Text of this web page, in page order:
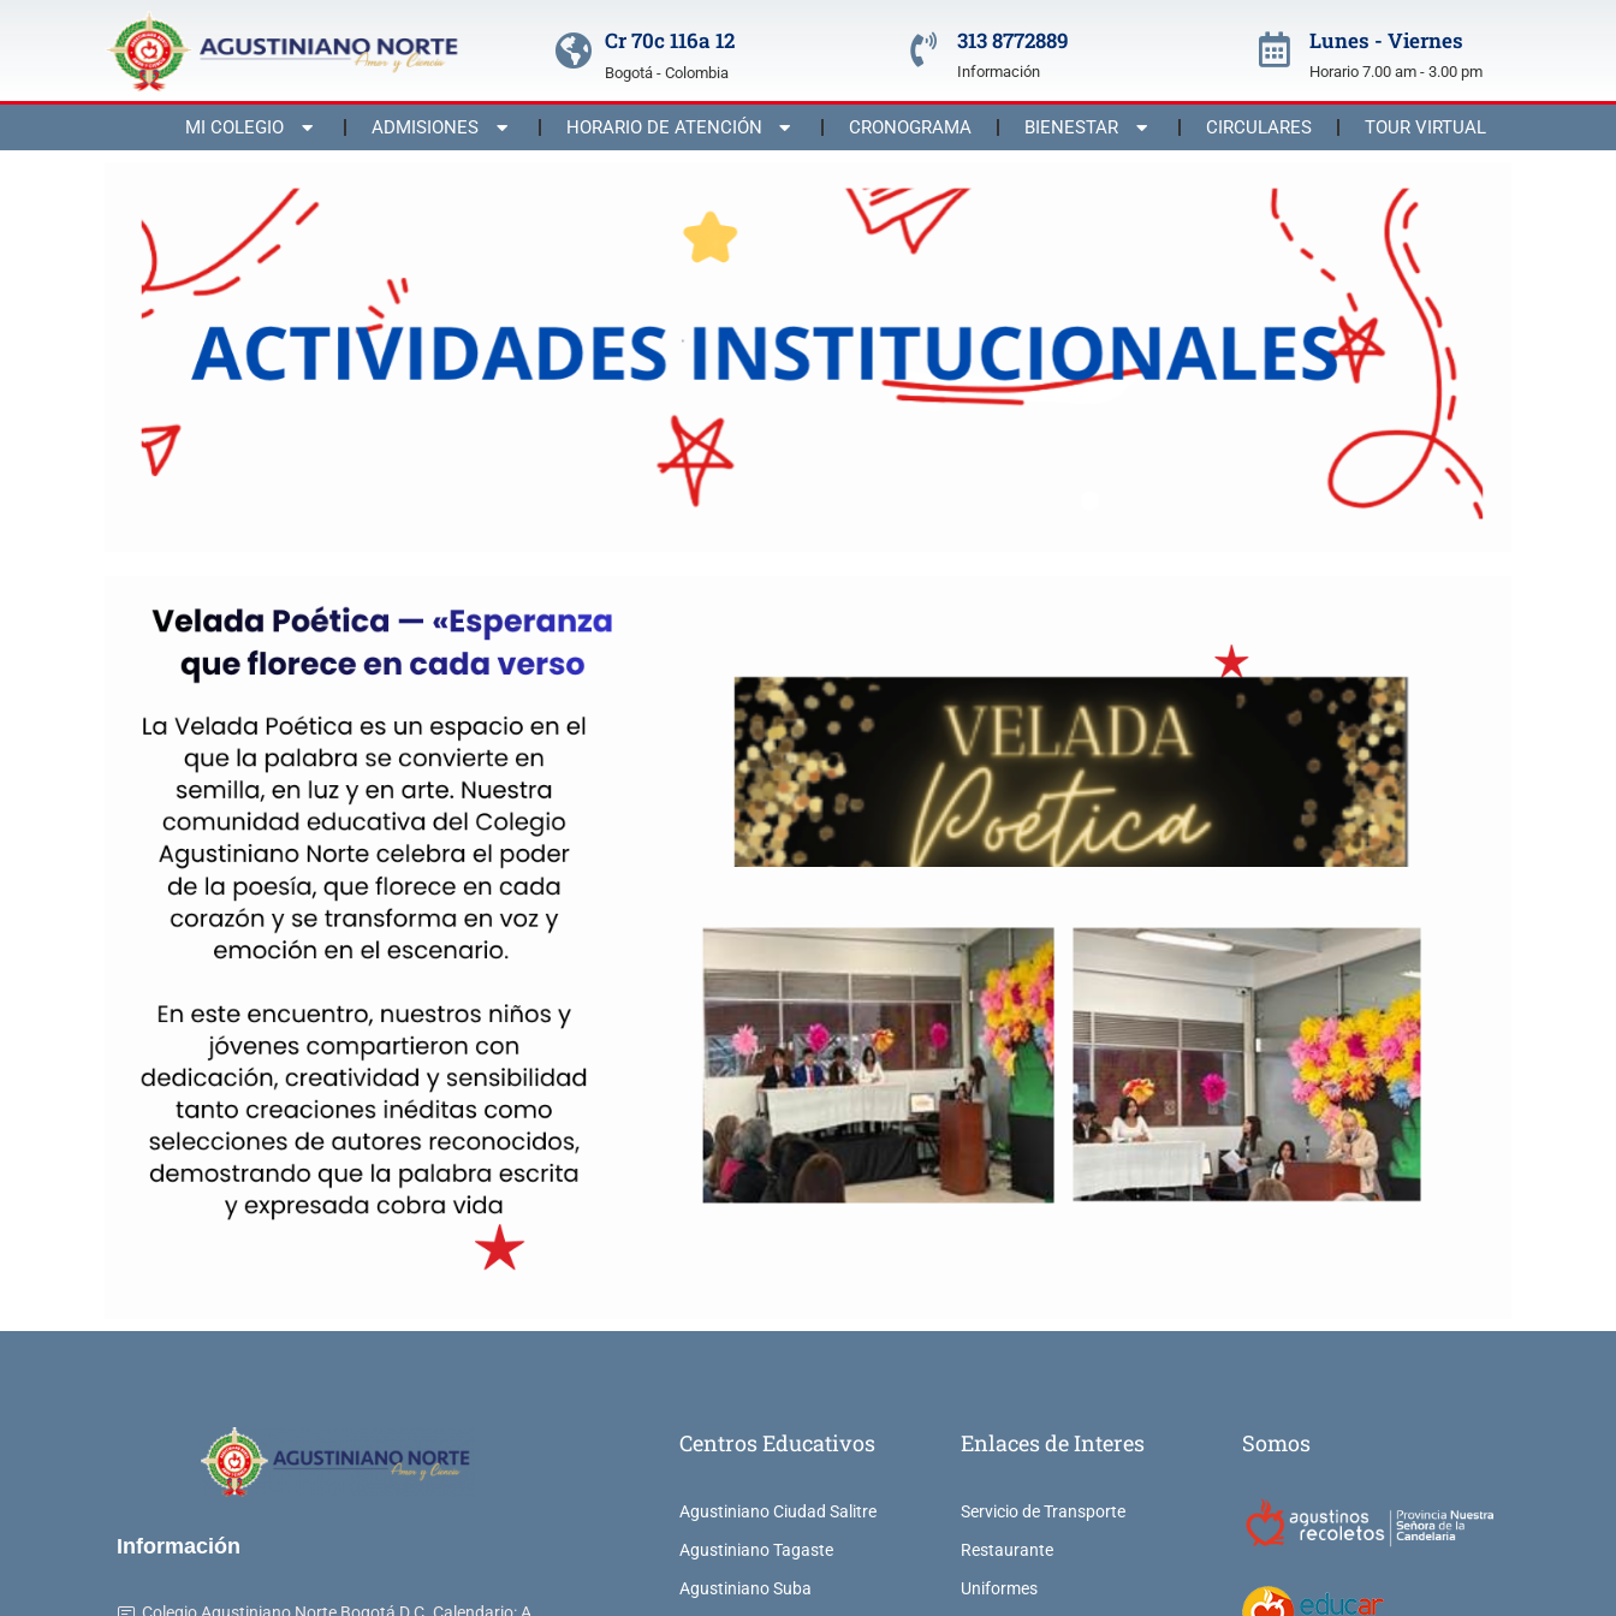
Cr 70c 116a 12
Bogotá - Colombia
313 8772889
Información
Lunes - Viernes
Horario 7.00 am - 3.00 pm
MI COLEGIO ADMISIONES HORARIO DE ATENCIÓN CRONOGRAMA BIENESTAR CIRCULARES TOUR VIRTUAL
Información
Centros Educativos
Agustiniano Ciudad Salitre
Agustiniano Tagaste
Agustiniano Suba
Enlaces de Interes
Servicio de Transporte
Restaurante
Uniformes
Somos